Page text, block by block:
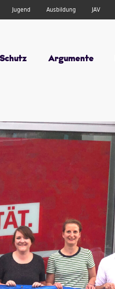
Jugend Ausbildung JAV
Schutz Argumente